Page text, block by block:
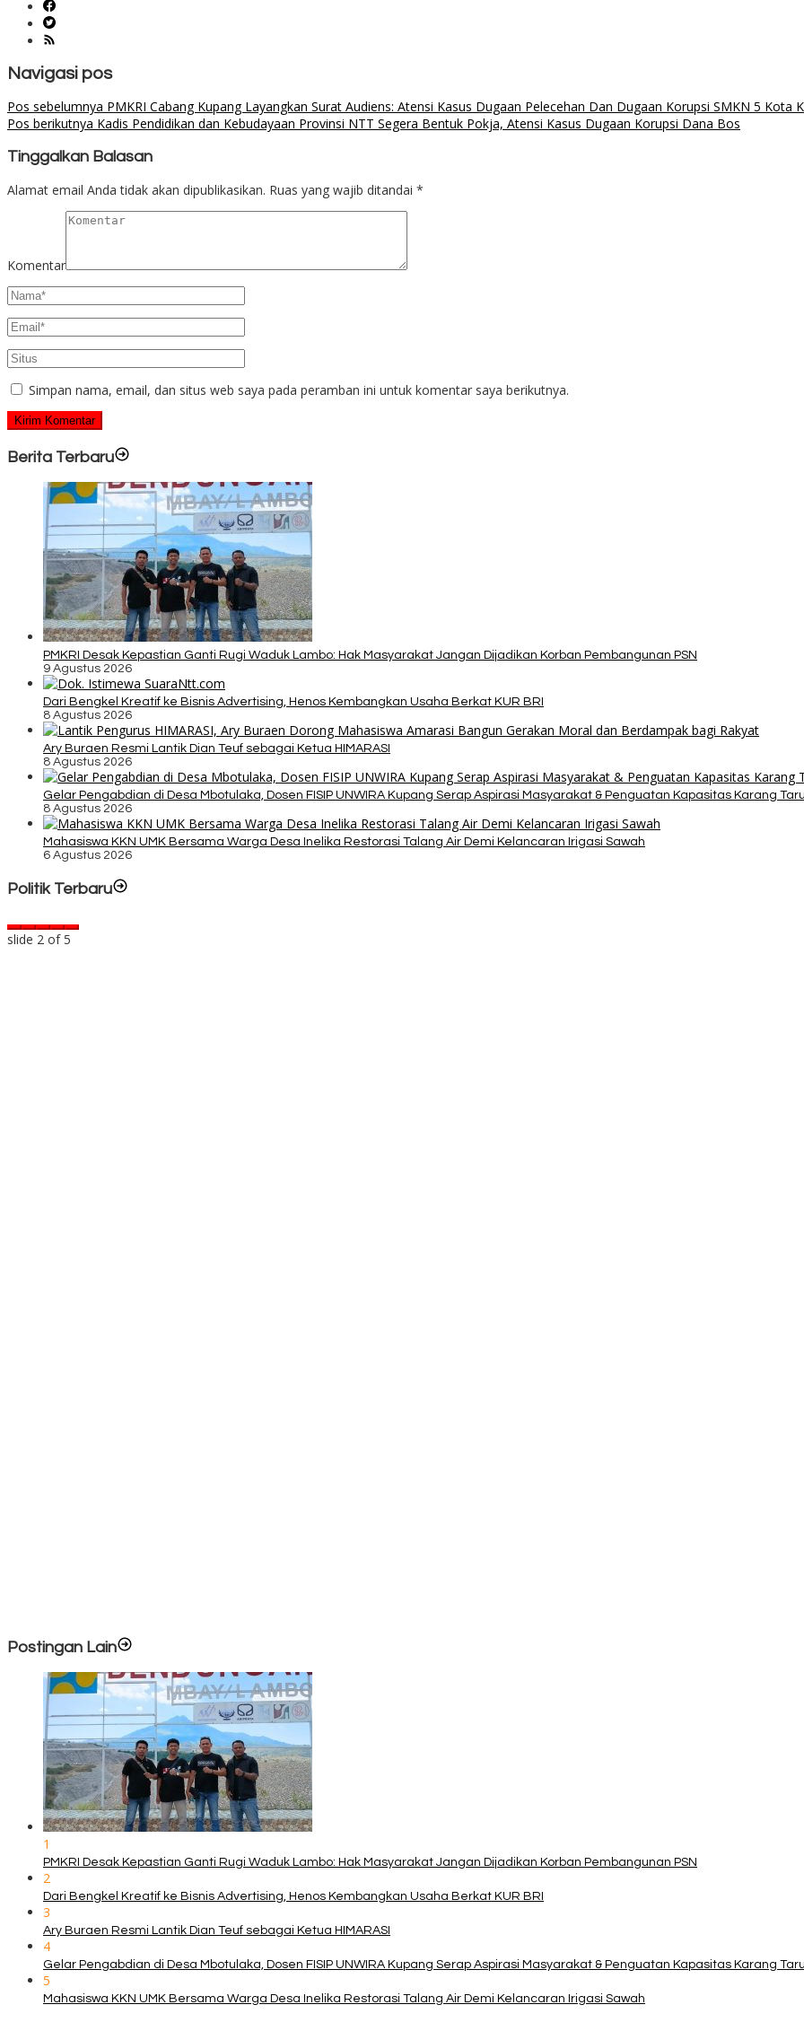
Navigasi pos
Pos sebelumnya PMKRI Cabang Kupang Layangkan Surat Audiens: Atensi Kasus Dugaan Pelecehan Dan Dugaan Korupsi SMKN 5 Kota
Pos berikutnya Kadis Pendidikan dan Kebudayaan Provinsi NTT Segera Bentuk Pokja, Atensi Kasus Dugaan Korupsi Dana Bos
Tinggalkan Balasan
Alamat email Anda tidak akan dipublikasikan. Ruas yang wajib ditandai *
Komentar
Simpan nama, email, dan situs web saya pada peramban ini untuk komentar saya berikutnya.
Berita Terbaru
PMKRI Desak Kepastian Ganti Rugi Waduk Lambo: Hak Masyarakat Jangan Dijadikan Korban Pembangunan PSN
9 Agustus 2026
Dari Bengkel Kreatif ke Bisnis Advertising, Henos Kembangkan Usaha Berkat KUR BRI
8 Agustus 2026
Ary Buraen Resmi Lantik Dian Teuf sebagai Ketua HIMARASI
8 Agustus 2026
Gelar Pengabdian di Desa Mbotulaka, Dosen FISIP UNWIRA Kupang Serap Aspirasi Masyarakat & Penguatan Kapasitas Karang
8 Agustus 2026
Mahasiswa KKN UMK Bersama Warga Desa Inelika Restorasi Talang Air Demi Kelancaran Irigasi Sawah
6 Agustus 2026
Politik Terbaru
slide 2 of 5
Postingan Lain
1
PMKRI Desak Kepastian Ganti Rugi Waduk Lambo: Hak Masyarakat Jangan Dijadikan Korban Pembangunan PSN
2
Dari Bengkel Kreatif ke Bisnis Advertising, Henos Kembangkan Usaha Berkat KUR BRI
3
Ary Buraen Resmi Lantik Dian Teuf sebagai Ketua HIMARASI
4
Gelar Pengabdian di Desa Mbotulaka, Dosen FISIP UNWIRA Kupang Serap Aspirasi Masyarakat & Penguatan Kapasitas Karang
5
Mahasiswa KKN UMK Bersama Warga Desa Inelika Restorasi Talang Air Demi Kelancaran Irigasi Sawah